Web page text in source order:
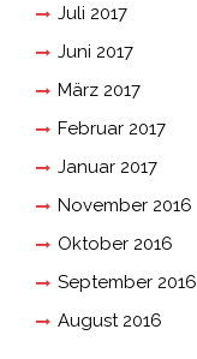
Juli 2017
Juni 2017
März 2017
Februar 2017
Januar 2017
November 2016
Oktober 2016
September 2016
August 2016